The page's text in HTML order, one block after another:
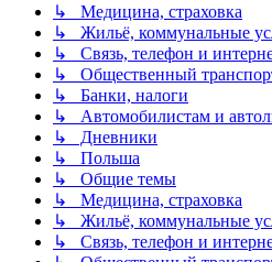
↳ Медицина, страховка
↳ Жильё, коммунальные
↳ Связь, телефон и
↳ Общественный
↳ Банки, налоги
↳ Автомобилистам и
↳ Дневники
↳ Польша
↳ Общие темы
↳ Медицина, страховка
↳ Жильё, коммунальные
↳ Связь, телефон и